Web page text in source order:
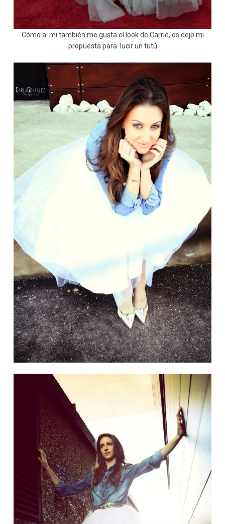
Cómo a mi también me gusta el look de Carrie, os dejo mi
propuesta para lucir un tutú